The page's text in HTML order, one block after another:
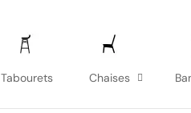
Tabourets Chaises